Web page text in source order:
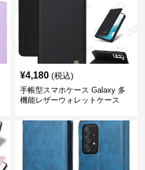
¥4,180 (税込)
手帳型スマホケース Galaxy 多
機能レザーウォレットケース